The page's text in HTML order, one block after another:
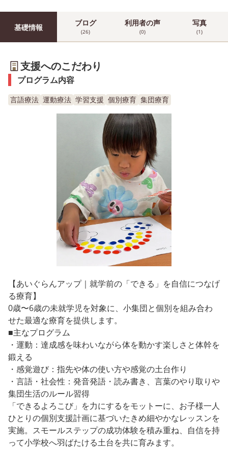
基礎情報 ブログ
(26)
利用者の声
(0)
写真
(1)
支援へのこだわり
プログラム内容
言語療法 運動療法 学習支援 個別療育 集団療育
【あいぐらんアップ｜就学前の「できる」を自信につなげ
る療育】
0歳〜6歳の未就学児を対象に、小集団と個別を組み合わ
せた最適な療育を提供します。
■主なプログラム
・運動：達成感を味わいながら体を動かす楽しさと体幹を
鍛える
・感覚遊び：指先や体の使い方や感覚の土台作り
・言語・社会性：発音発語・読み書き、言葉のやり取りや
集団生活のルール習得
「できるよろこび」を力にするをモットーに、お子様一人
ひとりの個別支援計画に基づいたきめ細やかなレッスンを
実施。スモールステップの成功体験を積み重ね、自信を持
って小学校へ羽ばたける土台を共に育みます。